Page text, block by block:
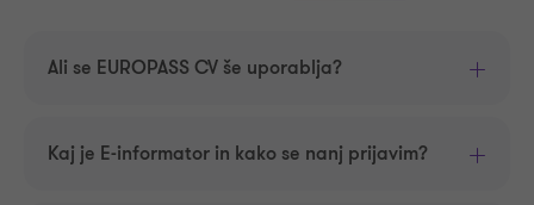
Ali se EUROPASS CV še uporablja?
Kaj je E-informator in kako se nanj prijavim?